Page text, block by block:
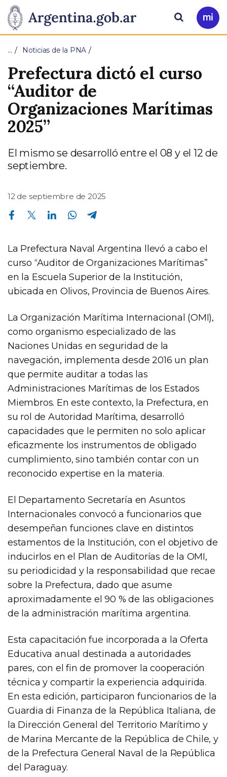
Presidencia
de
la
Nación
Pasar al contenido principal
Ir
a
Buscar
… Noticias de la PNA
Prefectura dictó el curso
“Auditor de
Organizaciones Marítimas
2025”
El mismo se desarrolló entre el 08 y el 12 de
septiembre.
12 de septiembre de 2025
Compartir en Facebook Compartir en Twitter Compartir en Linkedin Compartir en Whatsapp
La Prefectura Naval Argentina llevó a cabo el
curso “Auditor de Organizaciones Marítimas”
en la Escuela Superior de la Institución,
ubicada en Olivos, Provincia de Buenos Aires.
La Organización Marítima Internacional (OMI),
como organismo especializado de las
Naciones Unidas en seguridad de la
navegación, implementa desde 2016 un plan
que permite auditar a todas las
Administraciones Marítimas de los Estados
Miembros. En este contexto, la Prefectura, en
su rol de Autoridad Marítima, desarrolló
capacidades que le permiten no solo aplicar
eficazmente los instrumentos de obligado
cumplimiento, sino también contar con un
reconocido expertise en la materia.
El Departamento Secretaría en Asuntos
Internacionales convocó a funcionarios que
desempeñan funciones clave en distintos
estamentos de la Institución, con el objetivo de
inducirlos en el Plan de Auditorías de la OMI,
su periodicidad y la responsabilidad que recae
sobre la Prefectura, dado que asume
aproximadamente el 90 % de las obligaciones
de la administración marítima argentina.
Esta capacitación fue incorporada a la Oferta
Educativa anual destinada a autoridades
pares, con el fin de promover la cooperación
técnica y compartir la experiencia adquirida.
En esta edición, participaron funcionarios de la
Guardia di Finanza de la República Italiana, de
la Dirección General del Territorio Marítimo y
de Marina Mercante de la República de Chile, y
de la Prefectura General Naval de la República
del Paraguay.